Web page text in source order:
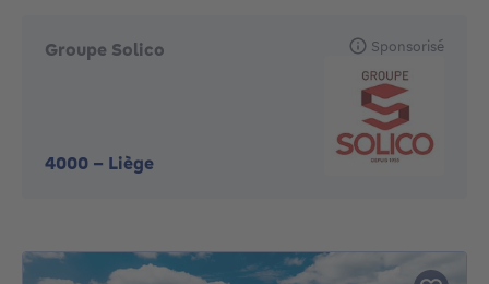
Groupe Solico
4000 - Liège
Sponsorisé